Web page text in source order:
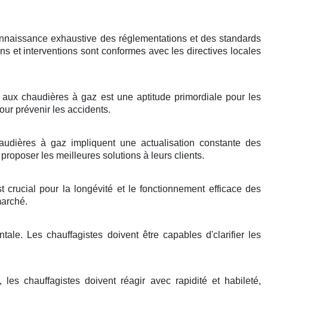
exhaustive des réglementations et des standards
et interventions sont conformes avec les directives locales
chaudières à gaz est une aptitude primordiale pour les
prévenir les accidents.
à gaz impliquent une actualisation constante des
les meilleures solutions à leurs clients.
pour la longévité et le fonctionnement efficace des
Les chauffagistes doivent être capables d'clarifier les
chauffagistes doivent réagir avec rapidité et habileté,